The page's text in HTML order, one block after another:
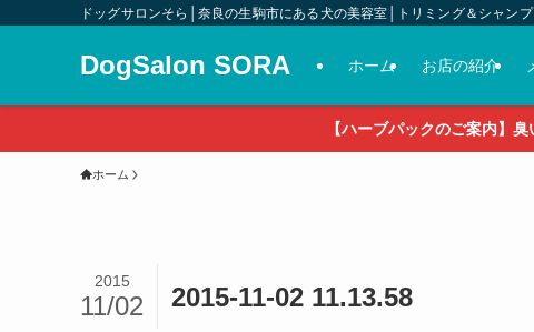
ドッグサロンそら│奈良の生駒市にある犬の美容室│トリミング＆シャン
DogSalon SORA ホーム お店の紹介
【ハーブパックのご案内】
ホーム
2015-11-02 11.13.58
2015
11/02